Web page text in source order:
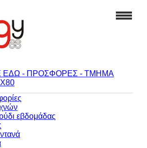
εβδομάδας